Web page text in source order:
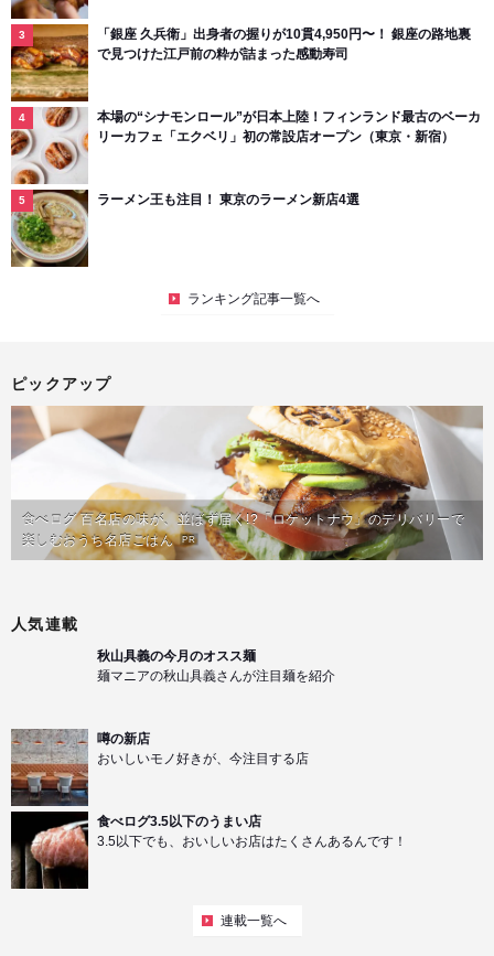
「銀座 久兵衛」出身者の握りが10貫4,950円〜！ 銀座の路地裏
で見つけた江戸前の粋が詰まった感動寿司
本場の“シナモンロール”が日本上陸！フィンランド最古のベーカ
リーカフェ「エクベリ」初の常設店オープン（東京・新宿）
ラーメン王も注目！ 東京のラーメン新店4選
ランキング記事一覧へ
ピックアップ
食べログ 百名店の味が、並ばず届く!?「ロケットナウ」のデリバリーで
楽しむおうち名店ごはん PR
人気連載
秋山具義の今月のオスス麺
麺マニアの秋山具義さんが注目麺を紹介
噂の新店
おいしいモノ好きが、今注目する店
食べログ3.5以下のうまい店
3.5以下でも、おいしいお店はたくさんあるんです！
連載一覧へ